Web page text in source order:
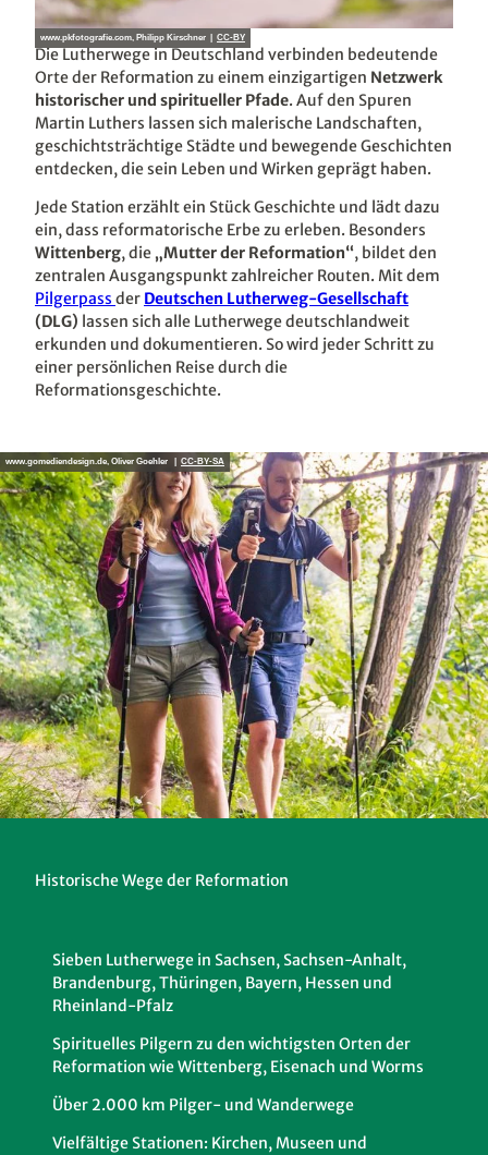
www.pkfotografie.com, Philipp Kirschner | CC-BY
Die Lutherwege in Deutschland verbinden bedeutende
Orte der Reformation zu einem einzigartigen Netzwerk
historischer und spiritueller Pfade. Auf den Spuren
Martin Luthers lassen sich malerische Landschaften,
geschichtsträchtige Städte und bewegende Geschichten
entdecken, die sein Leben und Wirken geprägt haben.
Jede Station erzählt ein Stück Geschichte und lädt dazu
ein, dass reformatorische Erbe zu erleben. Besonders
Wittenberg, die„Mutter der Reformation“, bildet den
zentralen Ausgangspunkt zahlreicher Routen. Mit dem
Pilgerpass der Deutschen Lutherweg-Gesellschaft
(DLG) lassen sich alle Lutherwege deutschlandweit
erkunden und dokumentieren. So wird jeder Schritt zu
einer persönlichen Reise durch die
Reformationsgeschichte.
www.gomediendesign.de, Oliver Goehler | CC-BY-SA
Historische Wege der Reformation
Sieben Lutherwege in Sachsen, Sachsen-Anhalt,
Brandenburg, Thüringen, Bayern, Hessen und
Rheinland-Pfalz
Spirituelles Pilgern zu den wichtigsten Orten der
Reformation wie Wittenberg, Eisenach und Worms
Über 2.000 km Pilger- und Wanderwege
Vielfältige Stationen: Kirchen, Museen und